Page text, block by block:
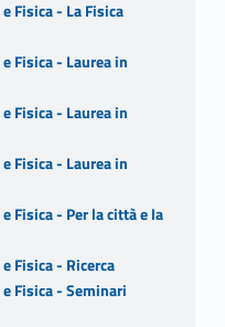
Fisica - La Fisica
Fisica - Laurea in
Fisica - Laurea in
Fisica - Laurea in
Fisica - Per la città e la
Fisica - Ricerca
Fisica - Seminari